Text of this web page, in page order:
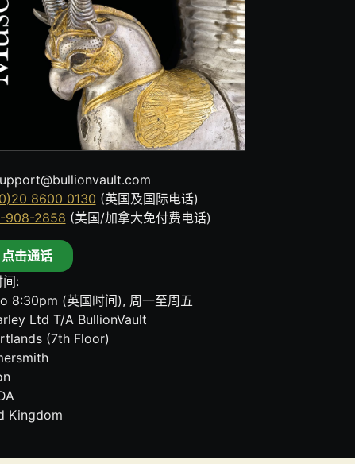
8600 0130 (英国及国际电话)
908-2858 (美国/加拿大免付费电话)
击通话
间:
8:30pm (英国时间), 周一至周五
Ltd T/A BullionVault
(7th Floor)
Kingdom